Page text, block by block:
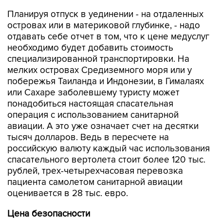
Планируя отпуск в уединении - на отдаленных
островах или в материковой глубинке, - надо
отдавать себе отчет в том, что к цене медуслуг
необходимо будет добавить стоимость
специализированной транспортировки. На
мелких островах Средиземного моря или у
побережья Таиланда и Индонезии, в Гималаях
или Сахаре заболевшему туристу может
понадобиться настоящая спасательная
операция с использованием санитарной
авиации. А это уже означает счет на десятки
тысяч долларов. Ведь в пересчете на
российскую валюту каждый час использования
спасательного вертолета стоит более 120 тыс.
рублей, трех-четырехчасовая перевозка
пациента самолетом санитарной авиации
оценивается в 28 тыс. евро.
Цена безопасности